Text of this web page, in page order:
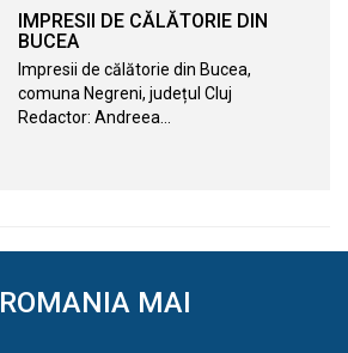
IMPRESII DE CĂLĂTORIE DIN
BUCEA
Impresii de călătorie din Bucea,
comuna Negreni, județul Cluj
Redactor: Andreea…
ROMANIA MAI